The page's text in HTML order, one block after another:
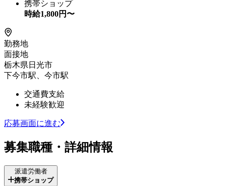
携帯ショップ
時給1,800円〜
勤務地
面接地
栃木県日光市
下今市駅、今市駅
交通費支給
未経験歓迎
応募画面に進む
募集職種・詳細情報
派遣労働者
携帯ショップ